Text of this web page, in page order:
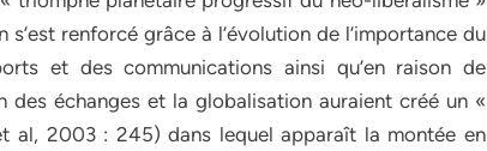
renforcé grâce à l’évolution de l’importance du
et des communications ainsi qu’en raison de
des échanges et la globalisation auraient créé un «
al, 2003 : 245) dans lequel apparaît la montée en